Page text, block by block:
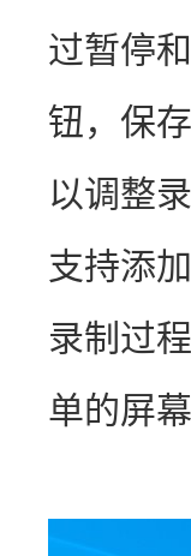
过暂停
钮，保
以调整
支持添
录制过
单的屏